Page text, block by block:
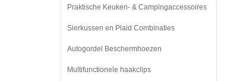
Praktische Keuken- & Campingaccessoires
Sierkussen en Plaid Combinaties
Autogordel Beschermhoezen
Multifunctionele haakclips